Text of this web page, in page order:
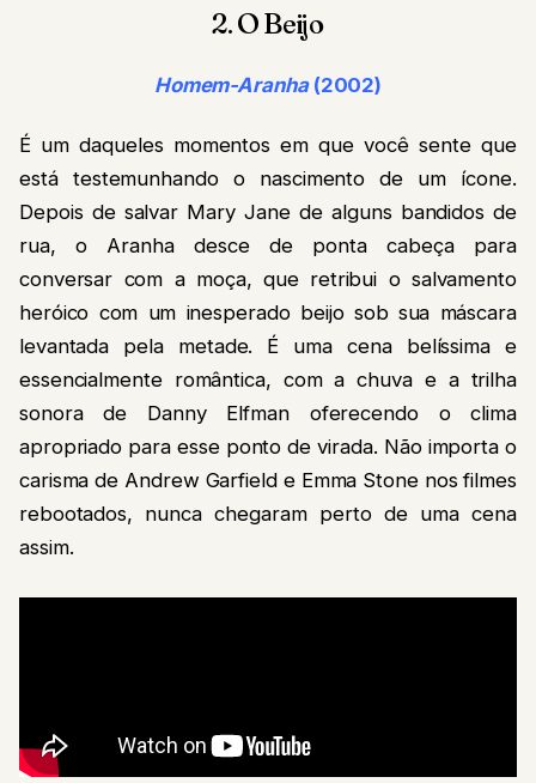
2. O Beijo
Homem-Aranha(2002)
É um daqueles momentos em que você sente que
está testemunhando o nascimento de um ícone.
Depois de salvar Mary Jane de alguns bandidos de
rua, o Aranha desce de ponta cabeça para
conversar com a moça, que retribui o salvamento
heróico com um inesperado beijo sob sua máscara
levantada pela metade. É uma cena belíssima e
essencialmente romântica, com a chuva e a trilha
sonora de Danny Elfman oferecendo o clima
apropriado para esse ponto de virada. Não importa o
carisma de Andrew Garfield e Emma Stone nos filmes
rebootados, nunca chegaram perto de uma cena
assim.